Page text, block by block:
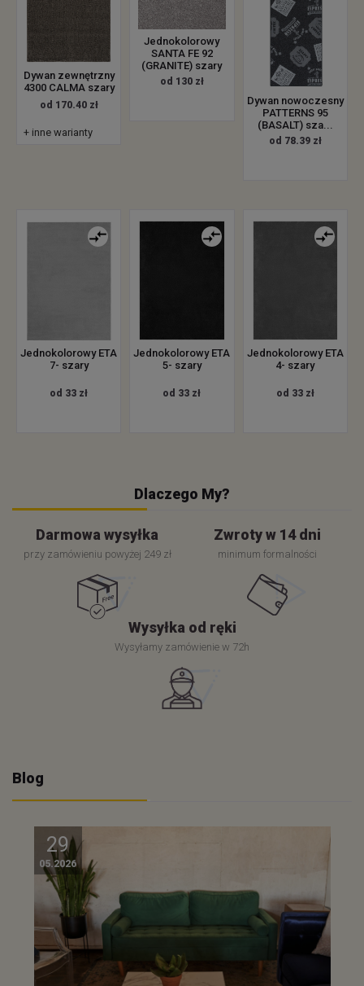
Dywan zewnętrzny
4300 CALMA szary
od 170.40 zł
+ inne warianty
Jednokolorowy
SANTA FE 92
(GRANITE) szary
od 130 zł
Dywan nowoczesny
PATTERNS 95
(BASALT) sza...
od 78.39 zł
Jednokolorowy ETA
7- szary
od 33 zł
Jednokolorowy ETA
5- szary
od 33 zł
Jednokolorowy ETA
4- szary
od 33 zł
Dlaczego My?
Darmowa wysyłka
przy zamówieniu powyżej 249 zł
Zwroty w 14 dni
minimum formalności
Wysyłka od ręki
Wysyłamy zamówienie w 72h
Blog
29
05.2026